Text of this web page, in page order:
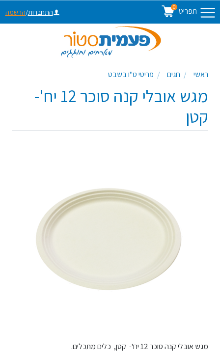
תפריט 0
התחברות/הרשמה
ראשי חגים פריטי ט"ו בשבט
מגש אובלי קנה סוכר 12 יח'-
קטן
מגש אובלי קנה סוכר 12 יח'- קטן, כלים מתכלים.